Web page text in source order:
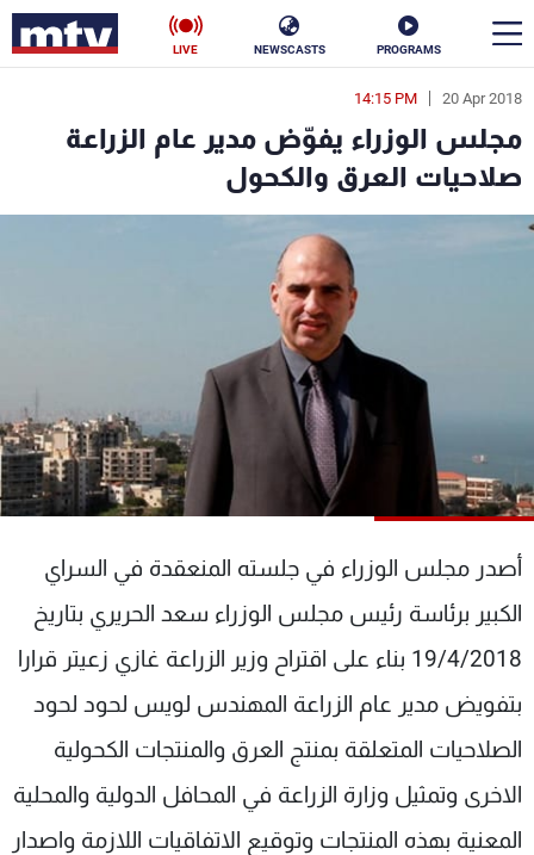
PROGRAMS
NEWSCASTS
LIVE
20 Apr 2018
14:15 PM
مجلس الوزراء يفوّض مدير عام الزراعة
صلاحيات العرق والكحول
أصدر مجلس الوزراء في جلسته المنعقدة في السراي
الكبير برئاسة رئيس مجلس الوزراء سعد الحريري بتاريخ
19/4/2018 بناء على اقتراح وزير الزراعة غازي زعيتر قرارا
بتفويض مدير عام الزراعة المهندس لويس لحود لحود
الصلاحيات المتعلقة بمنتج العرق والمنتجات الكحولية
الاخرى وتمثيل وزارة الزراعة في المحافل الدولية والمحلية
المعنية بهذه المنتجات وتوقيع الاتفاقيات اللازمة واصدار
en
الأخبار
سياسة ناس
كأس العالم
البرامج
جدول البرامج
شاهد البرامج
عن MTV
الإنـتـاج
لاعلاناتكم
وظائف
تواصل معنا
شروط الإسـتخدام
سياسة الخصوصية